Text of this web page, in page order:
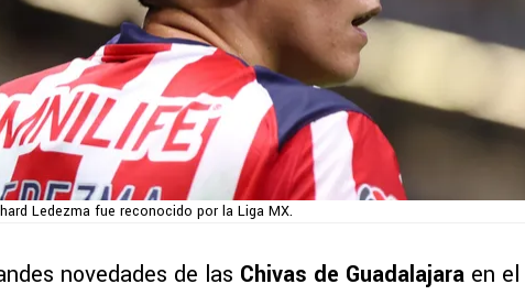
Ledezma fue reconocido por la Liga MX.
novedades de las Chivas de Guadalajara en el